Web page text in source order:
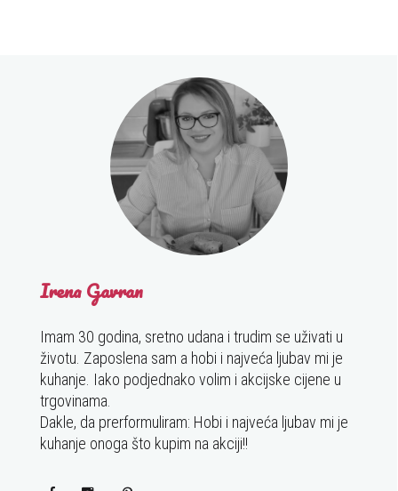
Irena Gavran
Imam 30 godina, sretno udana i trudim se uživati u
životu. Zaposlena sam a hobi i najveća ljubav mi je
kuhanje. Iako podjednako volim i akcijske cijene u
trgovinama.
Dakle, da prerformuliram: Hobi i najveća ljubav mi je
kuhanje onoga što kupim na akciji!!